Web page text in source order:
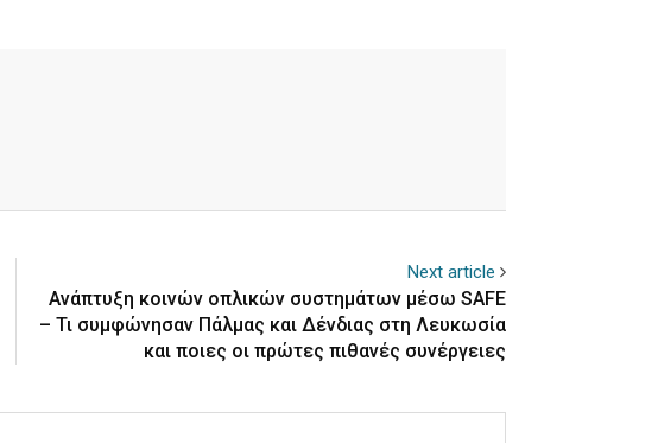
Next article
Ανάπτυξη κοινών οπλικών συστημάτων μέσω SAFE
– Τι συμφώνησαν Πάλμας και Δένδιας στη Λευκωσία
και ποιες οι πρώτες πιθανές συνέργειες